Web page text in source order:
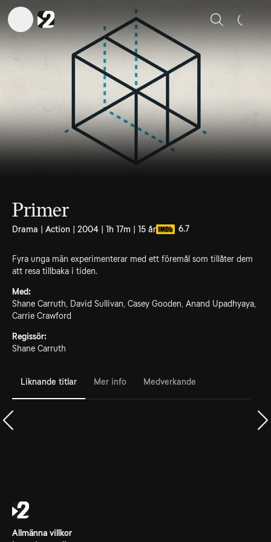
Sök
Primer
Drama | Action | 2004 | 1h 17m | 15 år 6.7
Fyra unga män experimenterar med ett föremål som tillåter dem
att resa tillbaka i tiden.
Med:
Shane Carruth, David Sullivan, Casey Gooden, Anand Upadhyaya,
Carrie Crawford
Regissör:
Shane Carruth
Liknande titlar Mer info Medverkande
Allmänna villkor